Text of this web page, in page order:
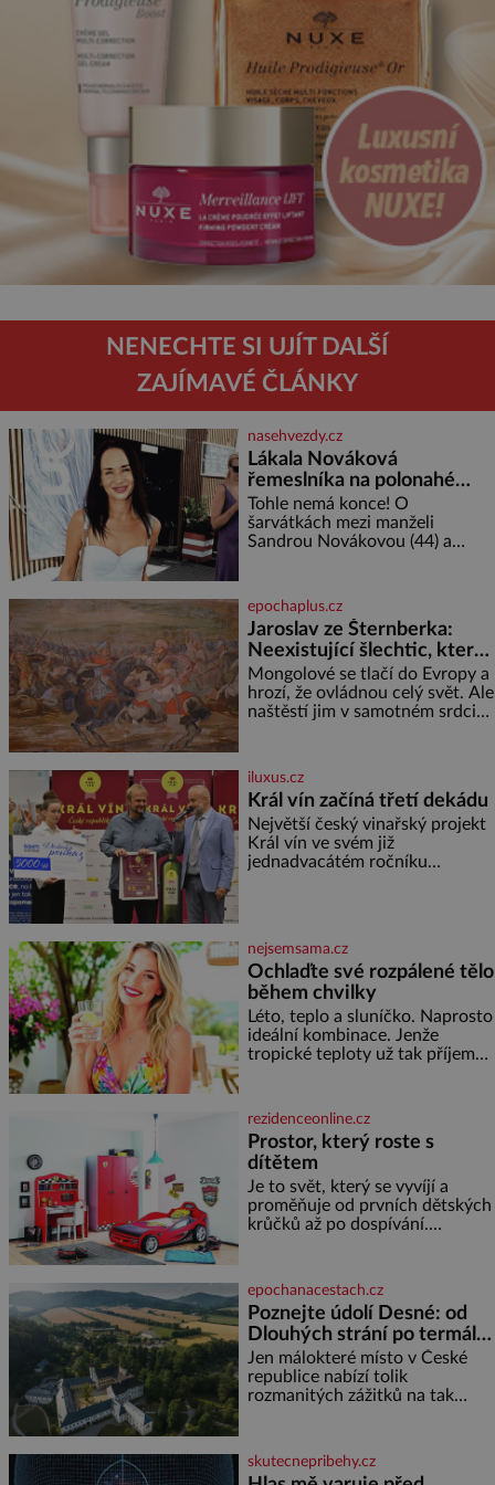
NENECHTE SI UJÍT DALŠÍ
ZAJÍMAVÉ ČLÁNKY
nasehvezdy.cz
Lákala Nováková
řemeslníka na polonahé
tělo!
Tohle nemá konce! O
šarvátkách mezi manželi
Sandrou Novákovou (44) a
by doufal, že horká zem u
herečky ze seriálu Ulice a
režiséra vychladne,
epochaplus.cz
Jaroslav ze Šternberka:
Neexistující šlechtic, který
z Moravy vyžene Mongoly
Mongolové se tlačí do Evropy a
hrozí, že ovládnou celý svět. Ale
naštěstí jim v samotném srdci
dobyvatelské hordy zastavit. Co
nedokáže žádná z asijských říší,
co nedokážou Němci – to
dokáže český král. Nebo že by
ne? Mongolové od roku 1223
postupují podél Kaspického a
iluxus.cz
Král vín začíná třetí dekádu
Největší český vinařský projekt
Král vín ve svém již
jednadvacátém ročníku
nejsemsama.cz
Ochlaďte své rozpálené tělo
během chvilky
Léto, teplo a sluníčko. Naprosto
ideální kombinace. Jenže
tropické teploty už tak příjemné
dyž se nám tropy zaryjí pod
kůži, hledáme úlevu v bazénu
nebo pomocí klimatizace. Jenže
ne vždycky můžeme být v jejich
blízkosti. Nemusíte však zoufat.
Pokud budete mít promyšlený
jídelníček, žadné pařáky si na
rezidenceonline.cz
Prostor, který roste s
dítětem
Je to svět, který se vyvíjí a
proměňuje od prvních dětských
krůčků až po dospívání.
soustředění i odpočinek a
reaguje na každou etapu života
a specifické potřeby dítěte. Pro
nejmenší je klíčová
jednoduchost, měkkost a
bezpečí, proto by pokoj
miminka měl působit především
epochanacestach.cz
Poznejte údolí Desné: od
Dlouhých strání po termální
prameny
Jen málokteré místo v České
republice nabízí tolik
rozmanitých zážitků na tak
jediného dne můžete
nahlédnout do útrob jedné z
skutecnepribehy.cz